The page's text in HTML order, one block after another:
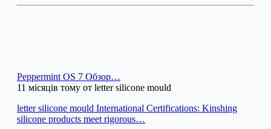
Peppermint OS 7 Обзор…
11 місяців тому от letter silicone mould
letter silicone mould International Certifications: Kinshing
silicone products meet rigorous…